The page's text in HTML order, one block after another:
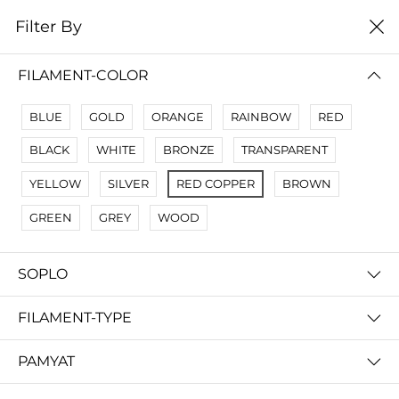
0
No Results
Not Found Filters1
Not Found Filters2
Filter By
FILAMENT-COLOR
BLUE GOLD ORANGE RAINBOW RED
BLACK WHITE BRONZE TRANSPARENT
YELLOW SILVER RED COPPER BROWN
GREEN GREY WOOD
SOPLO
FILAMENT-TYPE
PAMYAT